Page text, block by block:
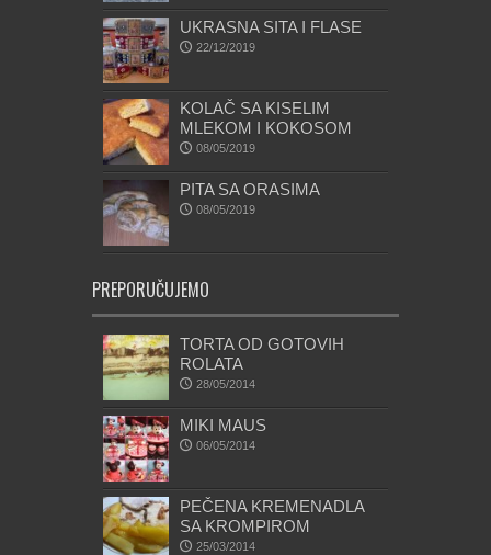
UKRASNA SITA I FLASE
22/12/2019
KOLAČ SA KISELIM
MLEKOM I KOKOSOM
08/05/2019
PITA SA ORASIMA
08/05/2019
PREPORUČUJEMO
TORTA OD GOTOVIH
ROLATA
28/05/2014
MIKI MAUS
06/05/2014
PEČENA KREMENADLA
SA KROMPIROM
25/03/2014